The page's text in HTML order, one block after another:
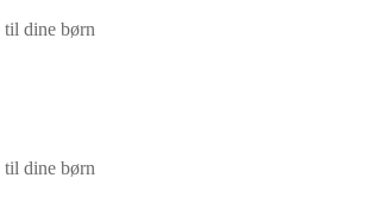
til dine børn
til dine børn